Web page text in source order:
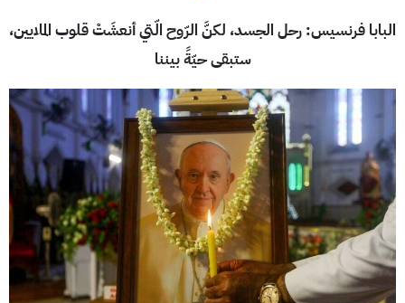
البابا فرنسيس: رحل الجسد، لكنَّ الرّوح الّتي أنعشَتْ قلوب الملايين،
ستبقى حيّةً بيننا